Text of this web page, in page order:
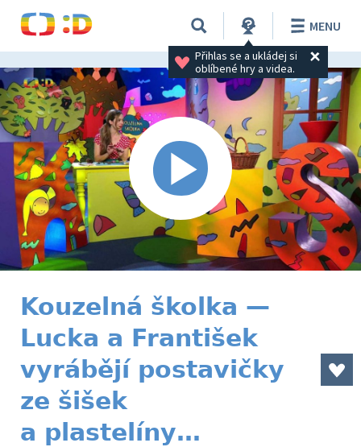
Přihlas se a ukládej si
oblíbené hry a videa.
MENU
Kouzelná školka —
Lucka a František
vyrábějí postavičky
ze šišek
a plastelíny…